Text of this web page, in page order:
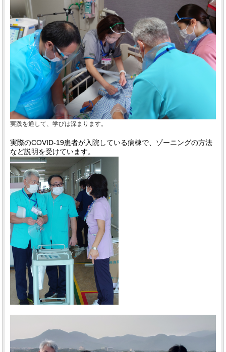
実践を通して、学びは深まります。
実際のCOVID-19患者が入院している病棟で、ゾーニングの方法
など説明を受けています。